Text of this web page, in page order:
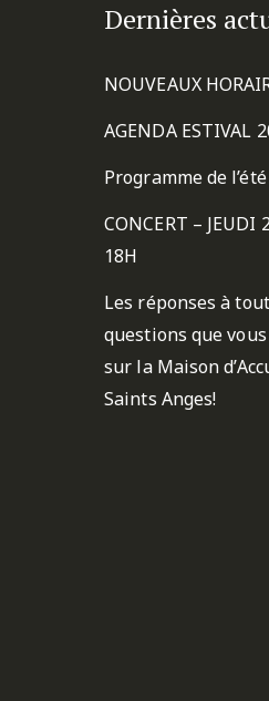
Dernières
NOUVEAUX
AGENDA ESTIVAL
Programme de
CONCERT – JEUDI
18H
Les réponses à
questions que
sur la Maison
Saints Anges!